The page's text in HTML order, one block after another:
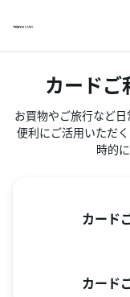
お支払い明細
クレジットサービ
ログイ
TOKYU POINT
カードご
お買物やご旅行など
便利にご活用いただ
時的
カード
カード